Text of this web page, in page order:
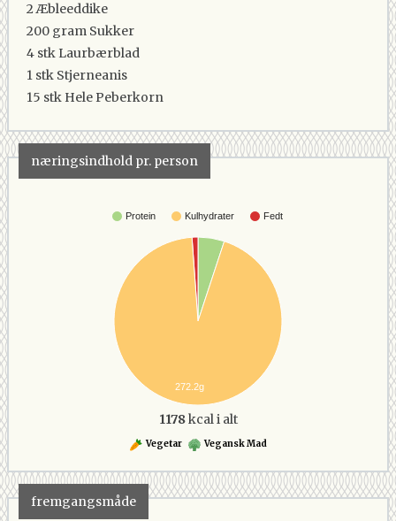
2Æbleeddike
200 gram Sukker
4 stk Laurbærblad
1 stk Stjerneanis
15 stk Hele Peberkorn
næringsindhold pr. person
Protein Kulhydrater Fedt
272.2g
1178kcal i alt
Vegetar Vegansk Mad
fremgangsmåde